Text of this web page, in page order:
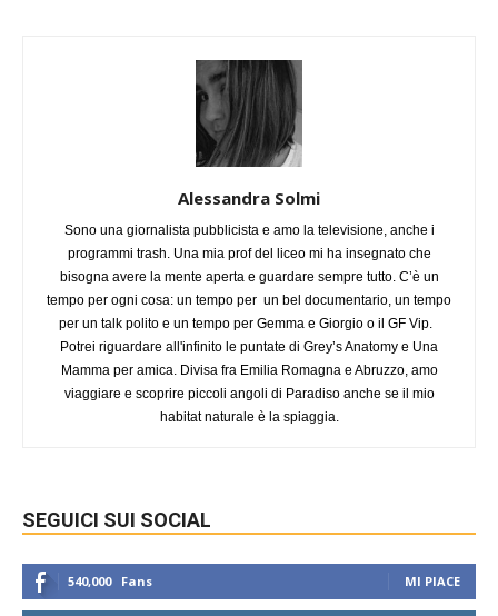
Alessandra Solmi
Sono una giornalista pubblicista e amo la televisione, anche i
programmi trash. Una mia prof del liceo mi ha insegnato che
bisogna avere la mente aperta e guardare sempre tutto. C’è un
tempo per ogni cosa: un tempo per un bel documentario, un tempo
per un talk polito e un tempo per Gemma e Giorgio o il GF Vip.
Potrei riguardare all'infinito le puntate di Grey’s Anatomy e Una
Mamma per amica. Divisa fra Emilia Romagna e Abruzzo, amo
viaggiare e scoprire piccoli angoli di Paradiso anche se il mio
habitat naturale è la spiaggia.
SEGUICI SUI SOCIAL
540,000 Fans MI PIACE